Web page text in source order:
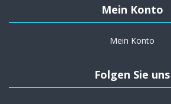
Mein Konto
Mein Konto
Folgen Sie uns